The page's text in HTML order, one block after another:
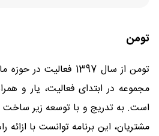
تومن
تومن از سال 1397
مجموعه در ابتدای فعالیت، یار و
است. به تدریج و با توسعه زیر ساخت
مشتریان، این برنامه توانست با